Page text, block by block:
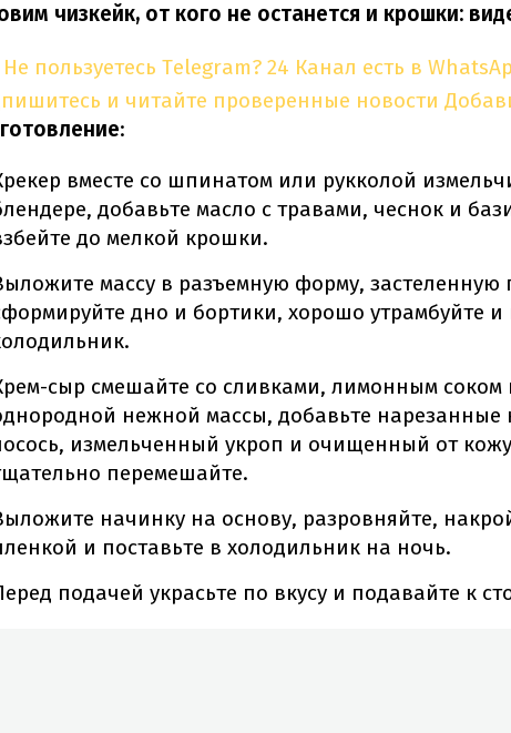
чизкейк, от кого не останется и крошки:
Не пользуетесь Telegram? 24 Канал есть в
и читайте проверенные новости
:
вместе со шпинатом или рукколой
добавьте масло с травами, чеснок и
до мелкой крошки.
массу в разъемную форму, застеленную
дно и бортики, хорошо утрамбуйте и
сыр смешайте со сливками, лимонным соком
нежной массы, добавьте нарезанные
измельченный укроп и очищенный от
перемешайте.
начинку на основу, разровняйте,
и поставьте в холодильник на ночь.
подачей украсьте по вкусу и подавайте к